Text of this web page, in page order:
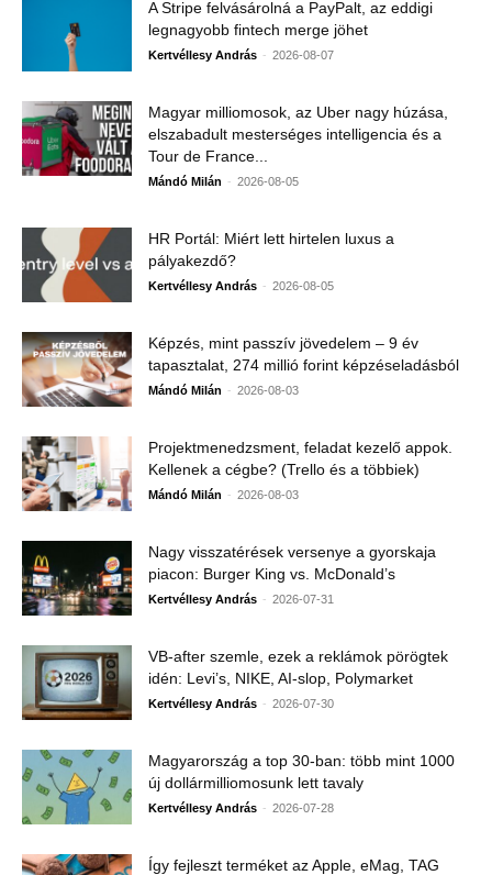
A Stripe felvásárolná a PayPalt, az eddigi
legnagyobb fintech merge jöhet
Kertvéllesy András - 2026-08-07
Magyar milliomosok, az Uber nagy húzása,
elszabadult mesterséges intelligencia és a
Tour de France...
Mándó Milán - 2026-08-05
HR Portál: Miért lett hirtelen luxus a
pályakezdő?
Kertvéllesy András - 2026-08-05
Képzés, mint passzív jövedelem – 9 év
tapasztalat, 274 millió forint képzéseladásból
Mándó Milán - 2026-08-03
Projektmenedzsment, feladat kezelő appok.
Kellenek a cégbe? (Trello és a többiek)
Mándó Milán - 2026-08-03
Nagy visszatérések versenye a gyorskaja
piacon: Burger King vs. McDonald’s
Kertvéllesy András - 2026-07-31
VB-after szemle, ezek a reklámok pörögtek
idén: Levi’s, NIKE, AI-slop, Polymarket
Kertvéllesy András - 2026-07-30
Magyarország a top 30-ban: több mint 1000
új dollármilliomosunk lett tavaly
Kertvéllesy András - 2026-07-28
Így fejleszt terméket az Apple, eMag, TAG